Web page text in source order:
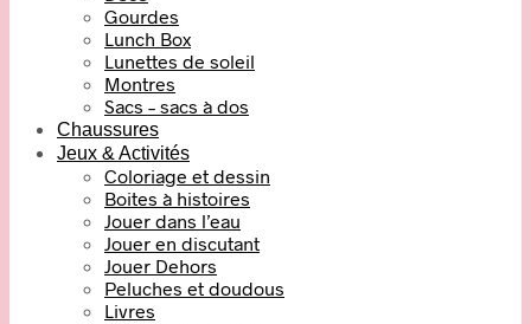
Gourdes
Lunch Box
Lunettes de soleil
Montres
Sacs – sacs à dos
Chaussures
Jeux & Activités
Coloriage et dessin
Boites à histoires
Jouer dans l’eau
Jouer en discutant
Jouer Dehors
Peluches et doudous
Livres